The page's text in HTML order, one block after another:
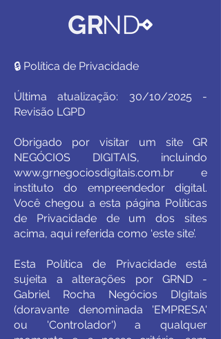
🔒 Política de Privacidade
Última atualização: 30/10/2025 -
Revisão LGPD
Obrigado por visitar um site GR
NEGÓCIOS DIGITAIS, incluindo
www.grnegociosdigitais.com.br e
instituto do empreendedor digital.
Você chegou a esta página Políticas
de Privacidade de um dos sites
acima, aqui referida como ‘este site’.
Esta Política de Privacidade está
sujeita a alterações por GRND -
Gabriel Rocha Negócios DIgitais
(doravante denominada 'EMPRESA'
ou 'Controlador') a qualquer